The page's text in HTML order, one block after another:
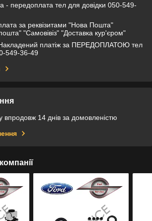
- передоплата тел для довідки 050-549-
за реквізитами "Нова Пошта"
"Самовівіз" "Доставка кур'єром"
платіж за ПЕРЕДОПЛАТОЮ тел
549-36-49
впродовж 14 днів за домовленістю